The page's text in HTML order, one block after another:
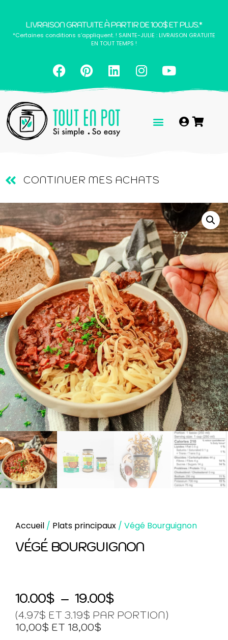
LIVRAISON GRATUITE À PARTIR DE 100$ ET PLUS.*
*Certaines conditions s’appliquent. ! SAINTE-JULIE : LIVRAISON GRATUITE
EN TOUT TEMPS !
CONTINUER MES ACHATS
Accueil / Plats principaux / Végé Bourguignon
VÉGÉ BOURGUIGNON
10.00$ – 19.00$
(4.97$ ET 3.19$ PAR PORTION)
10,00$ ET 18,00$